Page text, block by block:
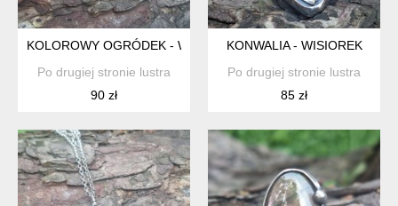
KOLOROWY OGRÓDEK - WISIOREK
Po drugiej stronie lustra
90 zł
KONWALIA - WISIOREK
Po drugiej stronie lustra
85 zł